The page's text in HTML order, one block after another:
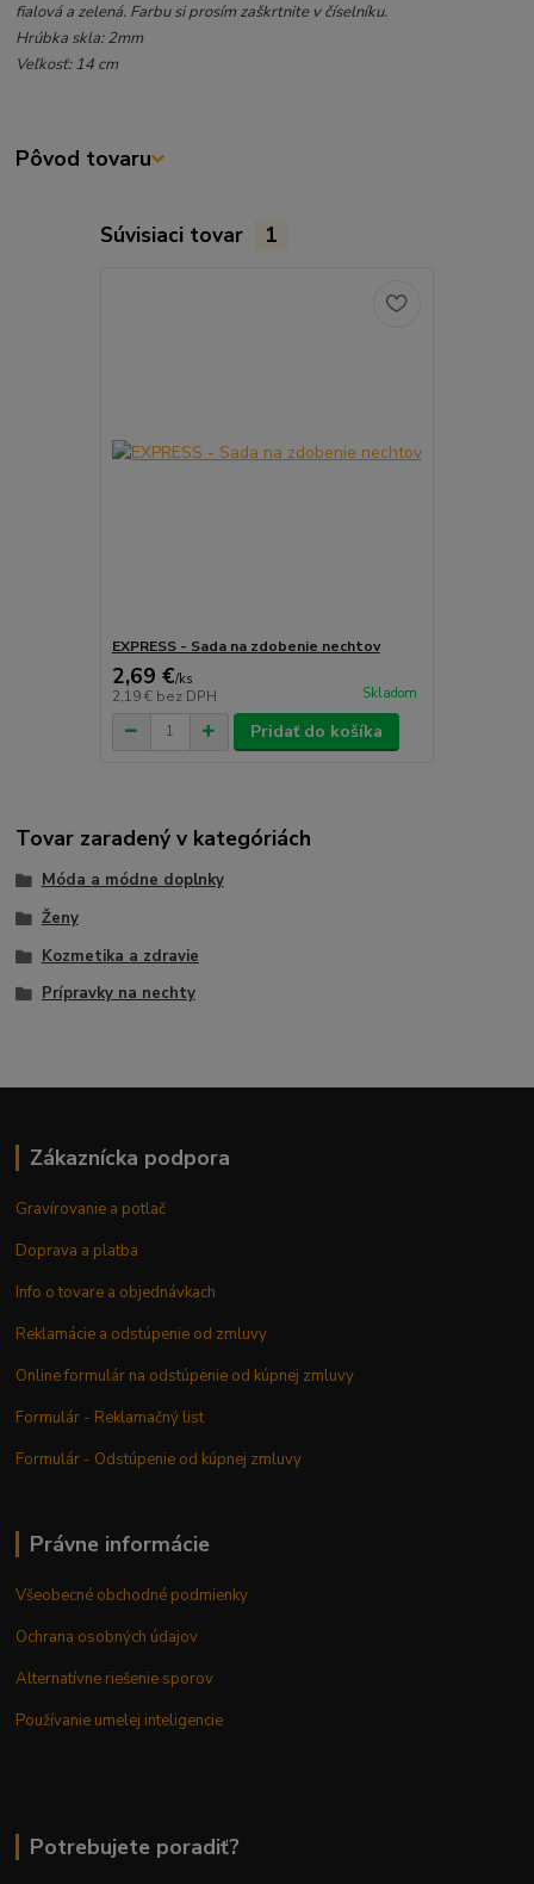
fialová a zelená. Farbu si prosím zaškrtnite v číselníku.
Hrúbka skla: 2mm
Veľkosť: 14 cm
Pôvod tovaru
Súvisiaci tovar 1
EXPRESS - Sada na zdobenie nechtov
2,69 €/ks
2,19 € bez DPH Skladom
Pridať do košíka
Tovar zaradený v kategóriách
Móda a módne doplnky
Ženy
Kozmetika a zdravie
Prípravky na nechty
Zákaznícka podpora
Gravírovanie a potlač
Doprava a platba
Info o tovare a objednávkach
Reklamácie a odstúpenie od zmluvy
Online formulár na odstúpenie od kúpnej zmluvy
Formulár - Reklamačný list
Formulár - Odstúpenie od kúpnej zmluvy
Právne informácie
Všeobecné obchodné podmienky
Ochrana osobných údajov
Alternatívne riešenie sporov
Používanie umelej inteligencie
Potrebujete poradiť?